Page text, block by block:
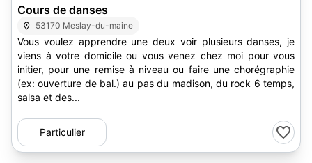
Cours de danses
53170 Meslay-du-maine
Vous voulez apprendre une deux voir plusieurs danses, je
viens à votre domicile ou vous venez chez moi pour vous
initier, pour une remise à niveau ou faire une chorégraphie
(ex: ouverture de bal.) au pas du madison, du rock 6 temps,
salsa et des...
Particulier